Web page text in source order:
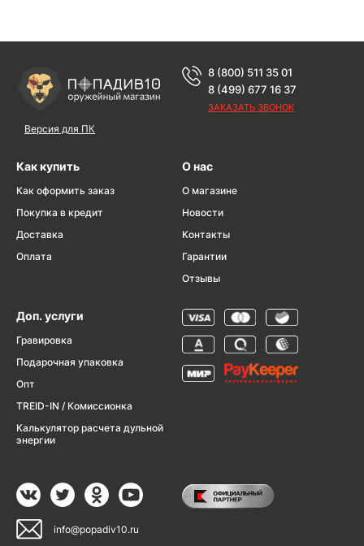
Версия для ПК
8 (800) 511 35 01
8 (499) 677 16 37
ЗАКАЗАТЬ ЗВОНОК
Как купить
Как оформить заказ
Покупка в кредит
Доставка
Оплата
О нас
О магазине
Новости
Контакты
Гарантии
Отзывы
Доп. услуги
Гравировка
Подарочная упаковка
Опт
TREID-IN / Комиссионка
Калькулятор расчета дульной
энергии
info@popadiv10.ru